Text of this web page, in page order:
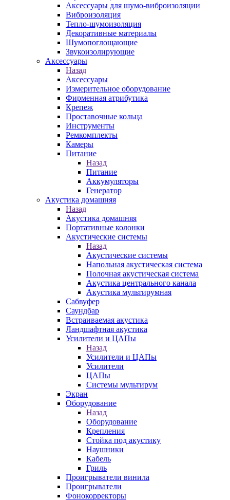
Аксессуары для шумо-виброизоляции
Виброизоляция
Тепло-шумоизоляция
Декоративные материалы
Шумопоглощающие
Звукоизолирующие
Аксессуары
Назад
Аксессуары
Измерительное оборудование
Фирменная атрибутика
Крепеж
Проставочные кольца
Инструменты
Ремкомплекты
Камеры
Питание
Назад
Питание
Аккумуляторы
Генератор
Акустика домашняя
Назад
Акустика домашняя
Портативные колонки
Акустические системы
Назад
Акустические системы
Напольная акустическая система
Полочная акустическая система
Акустика центрального канала
Акустика мультирумная
Сабвуфер
Саундбар
Встраиваемая акустика
Ландшафтная акустика
Усилители и ЦАПы
Назад
Усилители и ЦАПы
Усилители
ЦАПы
Системы мультирум
Экран
Оборудование
Назад
Оборудование
Крепления
Стойка под акустику
Наушники
Кабель
Гриль
Проигрыватели винила
Проигрыватели
Фонокорректоры